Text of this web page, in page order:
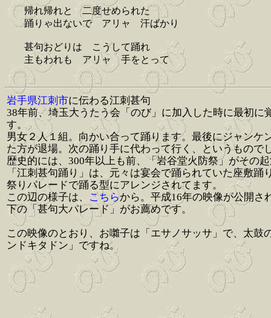
帰れ帰れと 二度せめられた
踊りゃ出ないで アリャ 汗ばかり
甚句おどりは こうして踊れ
主もわれも アリャ 手をとって
岩手県江刺市に伝わる江刺甚句
38年前、埼玉大うたう会「のび」に加入した時に最初に
す。
男女２人１組。向かい合って踊ります。最後にジャンケ
た方が退場。次の踊り手に代わって行く、というもので
歴史的には、300年以上も前、「岩谷堂火防祭」がその
「江刺甚句踊り」は、元々は宴会で踊られていた座敷踊
祭りパレードで踊る型にアレンジされてます。
この辺の様子は、
こちらから。平成16年の映像が公開さ
下の「甚句大パレード」がお薦めです。
この映像のとおり、お囃子は「エサノサッサ」で、太鼓
ンドキタドン」ですね。